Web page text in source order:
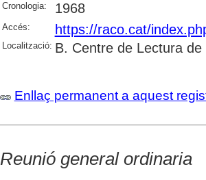
Cronologia: 1968
Accés: https://raco.cat/
Localització: B. Centre de Lectura de
Enllaç permanent a aquest
Reunió general ordinaria